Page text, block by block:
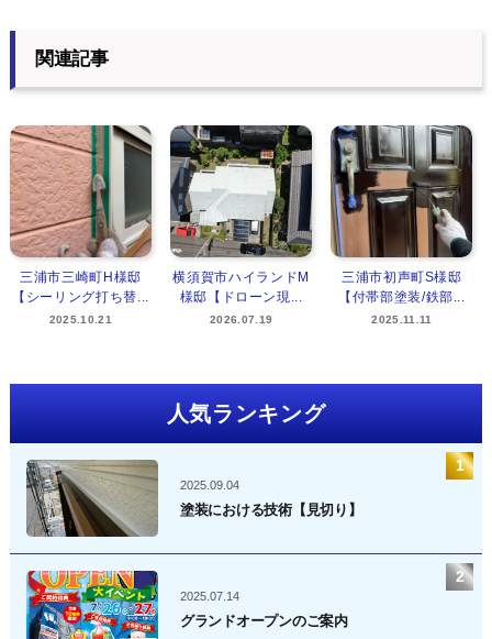
関連記事
三浦市三崎町H様邸
【シーリング打ち替...
2025.10.21
横須賀市ハイランドM
様邸【ドローン現...
2026.07.19
三浦市初声町S様邸
【付帯部塗装/鉄部...
2025.11.11
人気ランキング
2025.09.04
塗装における技術【見切り】
2025.07.14
グランドオープンのご案内